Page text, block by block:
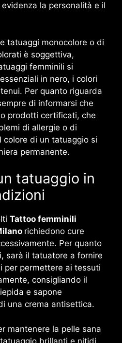
la personalità e il
tatuaggi monocolore o di
è soggettiva,
femminili si
in nero, i colori
Per quanto riguarda
di informarsi che
prodotti certificati, che
di allergie o di
colore di un tatuaggio si
permanente.
tatuaggio in
Tattoo femminili
richiedono cure
Per quanto
sarà il tatuatore a fornire
per permettere ai tessuti
consigliando il
e sapone
una crema antisettica.
mantenere la pelle sana
brillanti e nitidi,